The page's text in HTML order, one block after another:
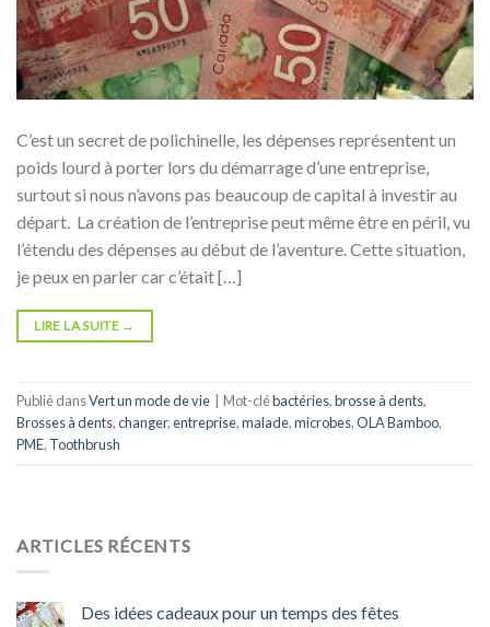
C’est un secret de polichinelle, les dépenses représentent un
poids lourd à porter lors du démarrage d’une entreprise,
surtout si nous n’avons pas beaucoup de capital à investir au
départ. La création de l’entreprise peut même être en péril, vu
l’étendu des dépenses au début de l’aventure. Cette situation,
je peux en parler car c’était […]
LIRE LA SUITE →
Publié dansVert un mode de vie Mot-clébactéries,brosse à dents,
Brosses à dents,changer,entreprise,malade,microbes,OLA Bamboo,
PME, Toothbrush
ARTICLES RÉCENTS
Des idées cadeaux pour un temps des fêtes